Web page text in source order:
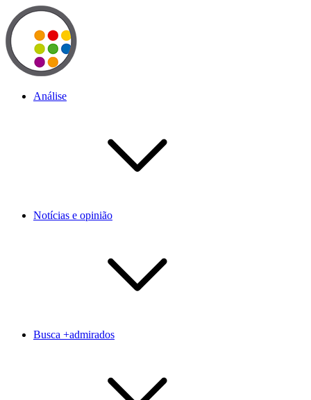
Análise
Notícias e opinião
Busca +admirados